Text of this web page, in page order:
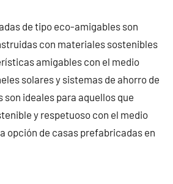
de tipo eco-amigables son
con materiales sostenibles
amigables con el medio
solares y sistemas de ahorro de
son ideales para aquellos que
y respetuoso con el medio
opción de casas prefabricadas en